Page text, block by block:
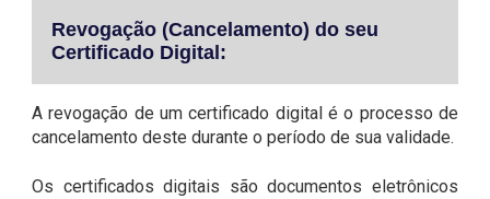
Revogação (Cancelamento) do seu
Certificado Digital:
A revogação de um certificado digital é o processo de
cancelamento deste durante o período de sua validade.
Os certificados digitais são documentos eletrônicos